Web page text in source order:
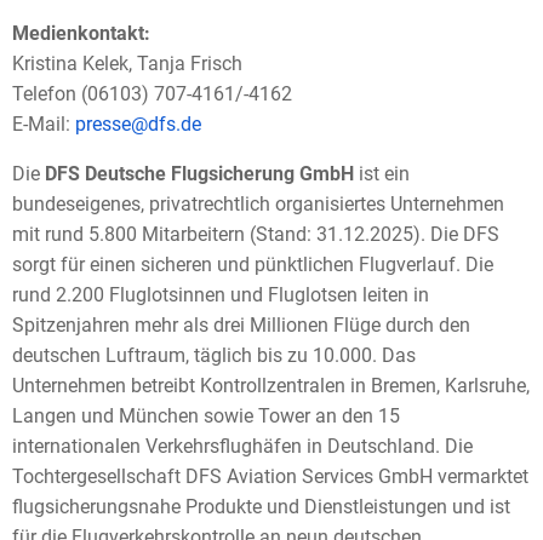
Medienkontakt:
Kristina Kelek, Tanja Frisch
Telefon (06103) 707-4161/-4162
E-Mail: presse@dfs.de
Die DFS Deutsche Flugsicherung GmbH ist ein
bundeseigenes, privatrechtlich organisiertes Unternehmen
mit rund 5.800 Mitarbeitern (Stand: 31.12.2025). Die DFS
sorgt für einen sicheren und pünktlichen Flugverlauf. Die
rund 2.200 Fluglotsinnen und Fluglotsen leiten in
Spitzenjahren mehr als drei Millionen Flüge durch den
deutschen Luftraum, täglich bis zu 10.000. Das
Unternehmen betreibt Kontrollzentralen in Bremen, Karlsruhe,
Langen und München sowie Tower an den 15
internationalen Verkehrsflughäfen in Deutschland. Die
Tochtergesellschaft DFS Aviation Services GmbH vermarktet
flugsicherungsnahe Produkte und Dienstleistungen und ist